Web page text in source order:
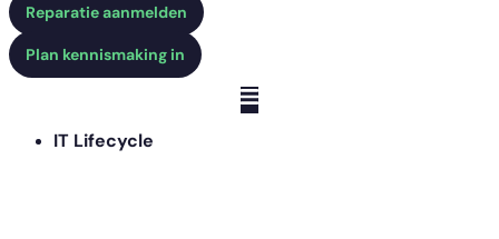
Reparatie aanmelden
Plan kennismaking in
IT Lifecycle